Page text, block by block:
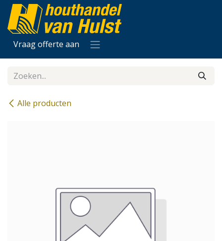
Overslaan naar inhoud
Vraag offerte aan
Alle producten